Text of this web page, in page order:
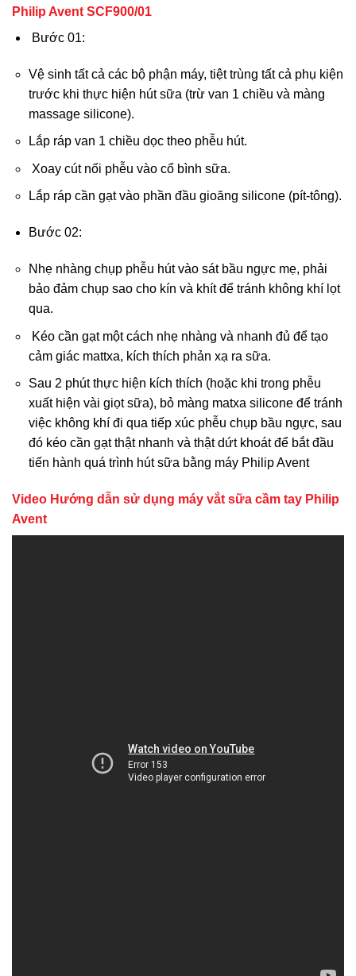
Philip Avent SCF900/01
Bước 01:
Vệ sinh tất cả các bộ phận máy, tiệt trùng tất cả phụ kiện
trước khi thực hiện hút sữa (trừ van 1 chiều và màng
massage silicone).
Lắp ráp van 1 chiều dọc theo phễu hút.
Xoay cút nối phễu vào cổ bình sữa.
Lắp ráp cần gạt vào phần đầu gioăng silicone (pít-tông).
Bước 02:
Nhẹ nhàng chụp phễu hút vào sát bầu ngực mẹ, phải
bảo đảm chụp sao cho kín và khít để tránh không khí lọt
qua.
Kéo cần gạt một cách nhẹ nhàng và nhanh đủ để tạo
cảm giác mattxa, kích thích phản xạ ra sữa.
Sau 2 phút thực hiện kích thích (hoặc khi trong phễu
xuất hiện vài giọt sữa), bỏ màng matxa silicone để tránh
việc không khí đi qua tiếp xúc phễu chụp bầu ngực, sau
đó kéo cần gạt thật nhanh và thật dứt khoát để bắt đầu
tiến hành quá trình hút sữa bằng máy Philip Avent
Video Hướng dẫn sử dụng máy vắt sữa cầm tay Philip
Avent